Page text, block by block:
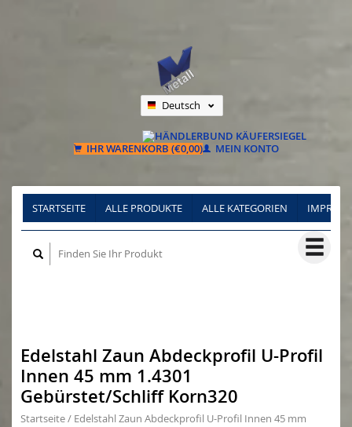
Deutsch
Français
IHR WARENKORB (€0,00) MEIN KONTO
STARTSEITE ALLE PRODUKTE ALLE KATEGORIEN
Edelstahl Zaun Abdeckprofil U-Profil
Innen 45 mm 1.4301
Gebürstet/Schliff Korn320
Startseite/ Edelstahl Zaun Abdeckprofil U-Profil Innen 45 mm